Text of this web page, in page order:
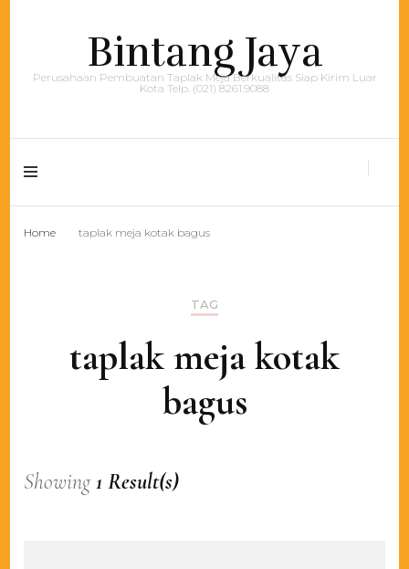
Bintang Jaya
Perusahaan Pembuatan Taplak Meja Berkualitas Siap Kirim Luar
Kota Telp. (021) 8261.9088
Home taplak meja kotak bagus
TAG
taplak meja kotak
bagus
Showing1 Result(s)